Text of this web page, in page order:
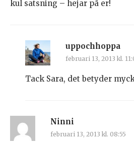
kul satsning – hejar på er!
uppochhoppa
februari 13, 2013 kl.
Tack Sara, det betyder
Ninni
februari 13, 2013 kl. 08:55